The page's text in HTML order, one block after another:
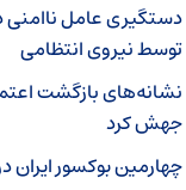
دستگیری عامل
توسط نیروی انتظامی
نشانه‌های بازگشت
جهش کرد
چهارمین بوکسور